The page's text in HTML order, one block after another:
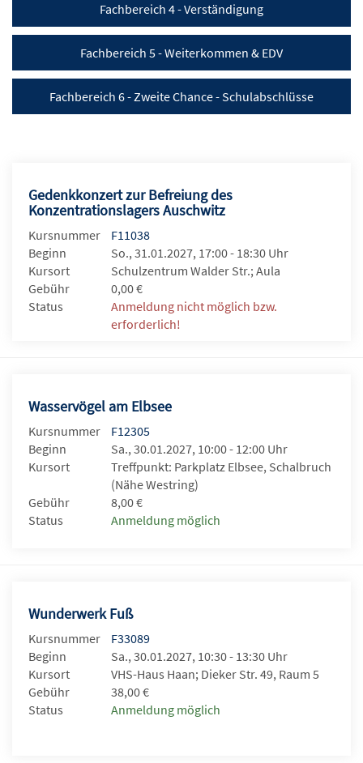
Fachbereich 4 - Verständigung
Fachbereich 5 - Weiterkommen & EDV
Fachbereich 6 - Zweite Chance - Schulabschlüsse
Gedenkkonzert zur Befreiung des
Konzentrationslagers Auschwitz
Kursnummer
F11038
Beginn
So., 31.01.2027, 17:00 - 18:30 Uhr
Kursort
Schulzentrum Walder Str.; Aula
Gebühr
0,00 €
Status
Anmeldung nicht möglich bzw.
erforderlich!
Wasservögel am Elbsee
Kursnummer
F12305
Beginn
Sa., 30.01.2027, 10:00 - 12:00 Uhr
Kursort
Treffpunkt: Parkplatz Elbsee, Schalbruch
(Nähe Westring)
Gebühr
8,00 €
Status
Anmeldung möglich
Wunderwerk Fuß
Kursnummer
F33089
Beginn
Sa., 30.01.2027, 10:30 - 13:30 Uhr
Kursort
VHS-Haus Haan; Dieker Str. 49, Raum 5
Gebühr
38,00 €
Status
Anmeldung möglich